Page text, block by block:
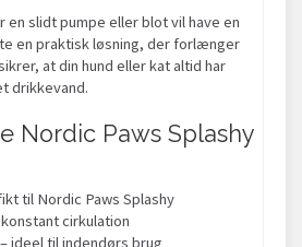
en slidt pumpe eller blot vil have en
en praktisk løsning, der forlænger
at din hund eller kat altid har
drikkevand.
Nordic Paws Splashy
til Nordic Paws Splashy
cirkulation
ideel til indendørs brug